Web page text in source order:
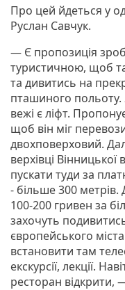
Про цей йдеться у
Руслан Савчук.
— Є пропозиція
туристичною, щоб
та дивитись на
пташиного польоту.
вежі є ліфт.
щоб він міг
двохповерховий.
верхівці
пускати туди за
- більше 300
100-200 гривен за
захочуть
європейського
встановити там
екскурсії, лекції.
ресторан відкрити,